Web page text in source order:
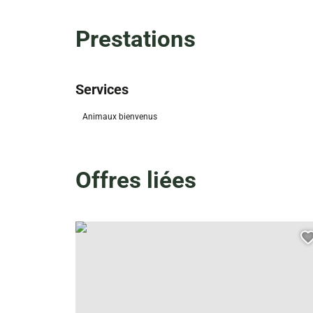
Prestations
Services
Animaux bienvenus
Offres liées
Maison de la Nature – location de VTT, © Droits libres –